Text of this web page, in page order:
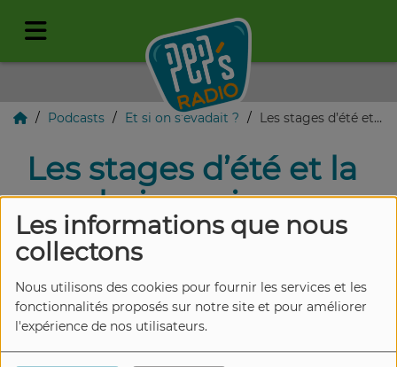
Les informations que nous
collectons
Nous utilisons des cookies pour fournir les services et les
fonctionnalités proposés sur notre site et pour améliorer
l'expérience de nos utilisateurs.
Podcasts Et si on s’évadait ? Les stages d’été et la prochaine saison culturelle
Les stages d’été et la
prochaine saison
culturelle